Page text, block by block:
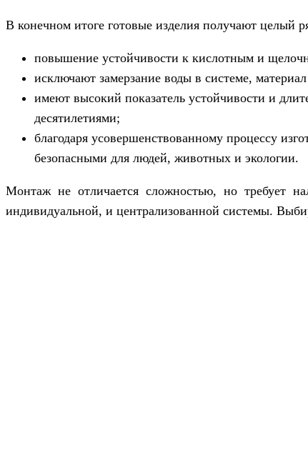
В конечном итоге готовые изделия получают целый
повышение устойчивости к кислотным и
исключают замерзание воды в системе,
имеют высокий показатель устойчивости и
десятилетиями;
благодаря усовершенствованному процессу
безопасными для людей, животных и экологии.
Монтаж не отличается сложностью, но требует
индивидуальной, и централизованной системы.